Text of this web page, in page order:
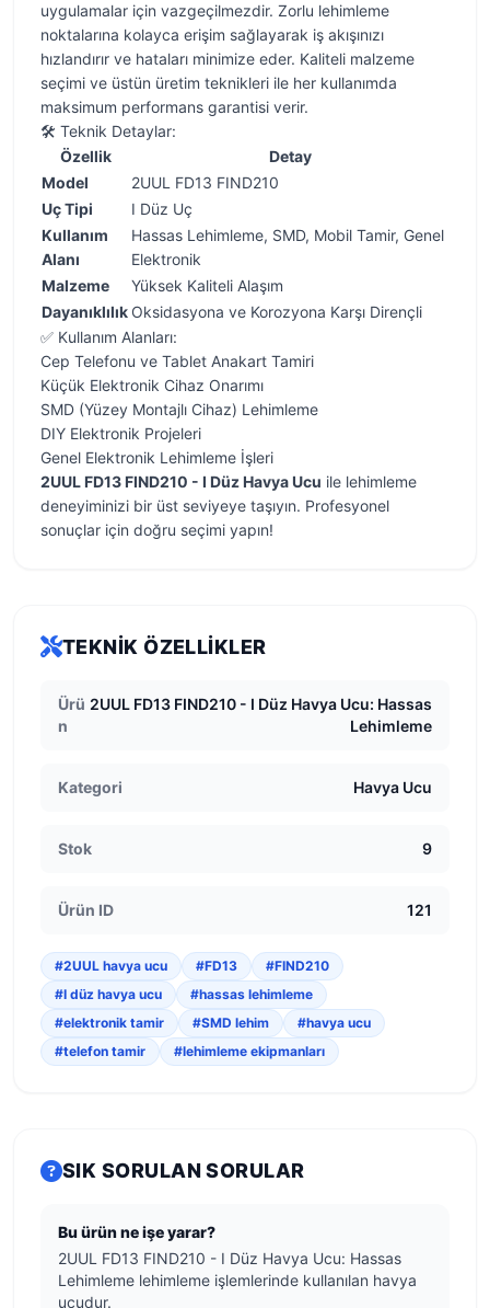
uygulamalar için vazgeçilmezdir. Zorlu lehimleme
noktalarına kolayca erişim sağlayarak iş akışınızı
hızlandırır ve hataları minimize eder. Kaliteli malzeme
seçimi ve üstün üretim teknikleri ile her kullanımda
maksimum performans garantisi verir.
🛠️ Teknik Detaylar:
Özellik
Detay
Model
2UUL FD13 FIND210
Uç Tipi
I Düz Uç
Kullanım
Alanı
Hassas Lehimleme, SMD, Mobil Tamir, Genel
Elektronik
Malzeme
Yüksek Kaliteli Alaşım
Dayanıklılık Oksidasyona ve Korozyona Karşı Dirençli
✅ Kullanım Alanları:
Cep Telefonu ve Tablet Anakart Tamiri
Küçük Elektronik Cihaz Onarımı
SMD (Yüzey Montajlı Cihaz) Lehimleme
DIY Elektronik Projeleri
Genel Elektronik Lehimleme İşleri
2UUL FD13 FIND210 - I Düz Havya Ucu ile lehimleme
deneyiminizi bir üst seviyeye taşıyın. Profesyonel
sonuçlar için doğru seçimi yapın!
TEKNIK ÖZELLIKLER
Ürü
n
2UUL FD13 FIND210 - I Düz Havya Ucu: Hassas
Lehimleme
Kategori Havya Ucu
Stok 9
Ürün ID 121
#2UUL havya ucu #FD13
#FIND210
#I düz havya ucu
#hassas lehimleme
#elektronik tamir
#SMD lehim
#havya ucu
#telefon tamir
#lehimleme ekipmanları
SIK SORULAN SORULAR
Bu ürün ne işe yarar?
2UUL FD13 FIND210 - I Düz Havya Ucu: Hassas
Lehimleme lehimleme işlemlerinde kullanılan havya
ucudur.